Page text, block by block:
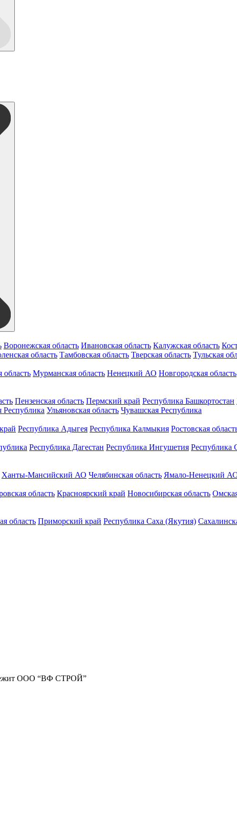
Воронежская область Ивановская область Калужская область
область Тамбовская область Тверская область Тульская
область Мурманская область Ненецкий АО Новгородская область
Пензенская область Пермский край Республика Башкортостан
Республика Ульяновская область Чувашская Республика
Республика Адыгея Республика Калмыкия Ростовская
Республика Дагестан Республика Ингушетия Республика
Ханты-Мансийский АО Челябинская область Ямало-Ненецкий
область Красноярский край Новосибирская область
область Приморский край Республика Саха (Якутия)
ООО “ВФ СТРОЙ”